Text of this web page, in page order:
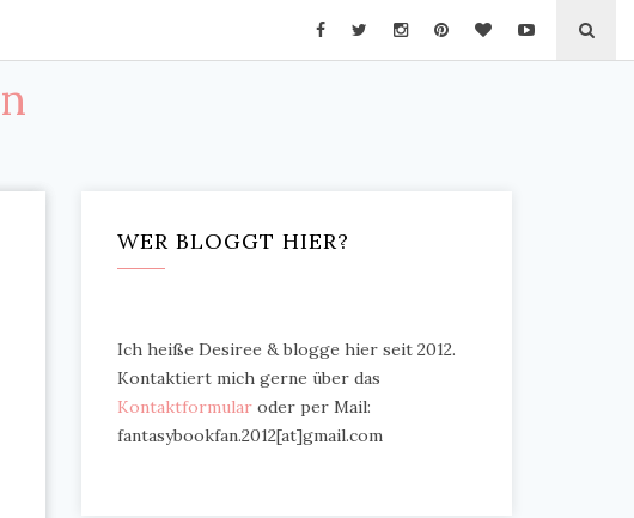
WER BLOGGT HIER?
Ich heiße Desiree & blogge hier seit 2012.
Kontaktiert mich gerne über das
Kontaktformular oder per Mail:
fantasybookfan.2012[at]gmail.com